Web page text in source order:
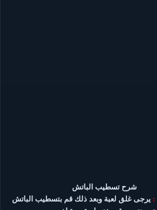
: يرجى غلق لعبة وبعد ذلك قم بتسطيب الباتش